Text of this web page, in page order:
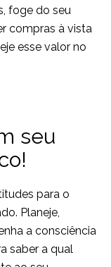
foge do seu
compras à vista
esse valor no
seu
para o
Planeje,
a consciência
saber a qual